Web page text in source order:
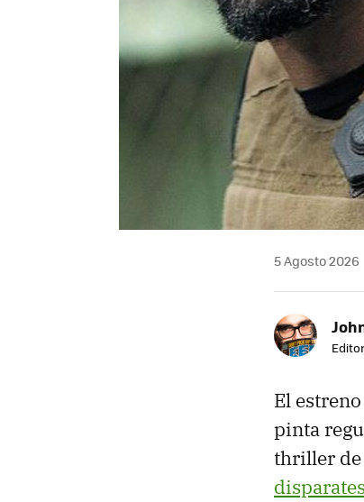
5 Agosto 2026
El
pinta
thriller de